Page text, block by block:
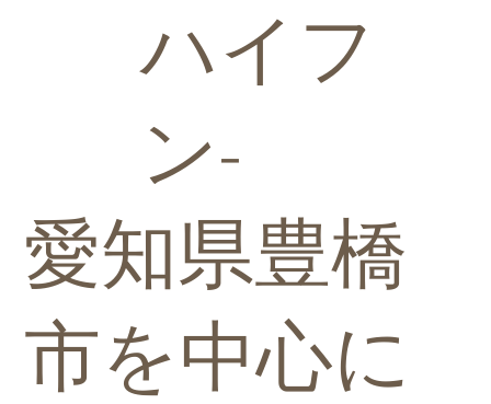
ハイフ
ン-
愛知県豊橋
市を中心に